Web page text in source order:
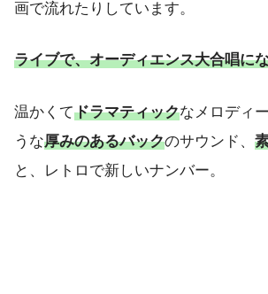
画で流れたりしています。
ライブで、オーディエンス大合唱に
温かくてドラマティックなメロディ
うな厚みのあるバックのサウンド、
と、レトロで新しいナンバー。